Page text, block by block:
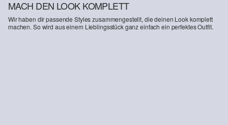
MACH DEN LOOK KOMPLETT
Wir haben dir passende Styles zusammengestellt, die deinen Look komplett
machen. So wird aus einem Lieblingsstück ganz einfach ein perfektes Outfit.